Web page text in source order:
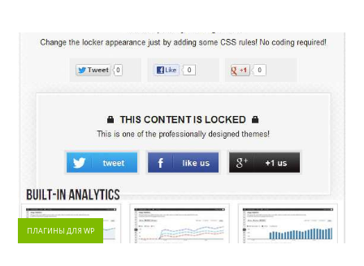
ПЛАГИНЫ ДЛЯ WP